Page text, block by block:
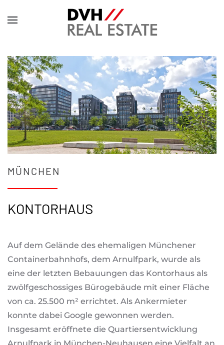
MÜNCHEN
KONTORHAUS
Auf dem Gelände des ehemaligen Münchener
Containerbahnhofs, dem Arnulfpark, wurde als
eine der letzten Bebauungen das Kontorhaus als
zwölfgeschossiges Bürogebäude mit einer Fläche
von ca. 25.500 m² errichtet. Als Ankermieter
konnte dabei Google gewonnen werden.
Insgesamt eröffnete die Quartiersentwicklung